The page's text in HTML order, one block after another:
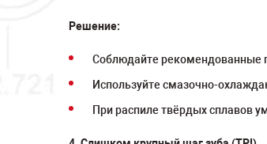
Решение:
Соблюдайте рекомендованные
Используйте смазочно-
При распиле твёрдых сплавов